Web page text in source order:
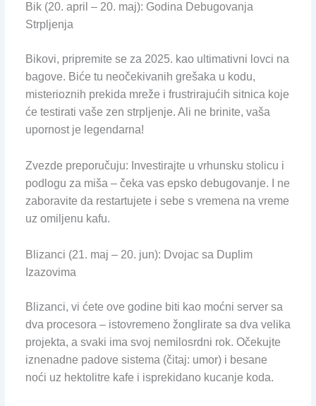
Bik (20. april – 20. maj): Godina Debugovanja
Strpljenja
Bikovi, pripremite se za 2025. kao ultimativni lovci na
bagove. Biće tu neočekivanih grešaka u kodu,
misterioznih prekida mreže i frustrirajućih sitnica koje
će testirati vaše zen strpljenje. Ali ne brinite, vaša
upornost je legendarna!
Zvezde preporučuju: Investirajte u vrhunsku stolicu i
podlogu za miša – čeka vas epsko debugovanje. I ne
zaboravite da restartujete i sebe s vremena na vreme
uz omiljenu kafu.
Blizanci (21. maj – 20. jun): Dvojac sa Duplim
Izazovima
Blizanci, vi ćete ove godine biti kao moćni server sa
dva procesora – istovremeno žonglirate sa dva velika
projekta, a svaki ima svoj nemilosrdni rok. Očekujte
iznenadne padove sistema (čitaj: umor) i besane
noći uz hektolitre kafe i isprekidano kucanje koda.